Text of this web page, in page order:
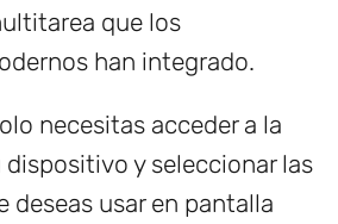
que los
han integrado.
necesitas acceder a la
y seleccionar las
deseas usar en pantalla